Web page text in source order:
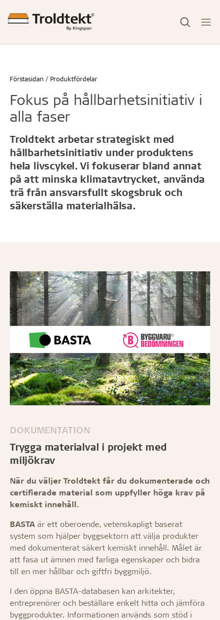
Förstasidan Produktfördelar
Fokus på hållbarhetsinitiativ i
alla faser
Troldtekt arbetar strategiskt med
hållbarhetsinitiativ under produktens
hela livscykel. Vi fokuserar bland annat
på att minska klimatavtrycket, använda
trä från ansvarsfullt skogsbruk och
säkerställa materialhälsa.
DOKUMENTATION
Trygga materialval i projekt med
miljökrav
När du väljer Troldtekt får du dokumenterade och
certifierade material som uppfyller höga krav på
kemiskt innehåll.
BASTA är ett oberoende, vetenskapligt baserat
system som hjälper byggsektorn att välja produkter
med dokumenterat säkert kemiskt innehåll. Målet är
att fasa ut ämnen med farliga egenskaper och bidra
till en mer hållbar och giftfri byggmiljö.
I den öppna BASTA-databasen kan arkitekter,
entreprenörer och beställare enkelt hitta och jämföra
byggprodukter. Informationen används som stöd i